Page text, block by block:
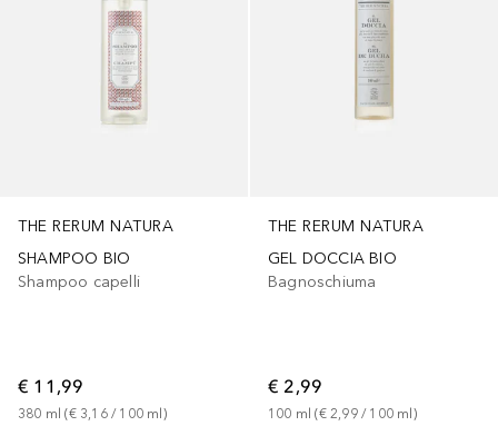
THE RERUM NATURA
SHAMPOO BIO
Shampoo capelli
€ 11,99
380 ml (€ 3,16 / 100 ml)
THE RERUM NATURA
GEL DOCCIA BIO
Bagnoschiuma
€ 2,99
100 ml (€ 2,99 / 100 ml)